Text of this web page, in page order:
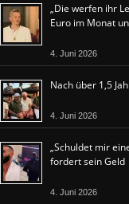
„Die werfen ihr
Euro im Monat
4. Juni 2026
Nach über 1,5
4. Juni 2026
„Schuldet mir
fordert sein Geld
4. Juni 2026